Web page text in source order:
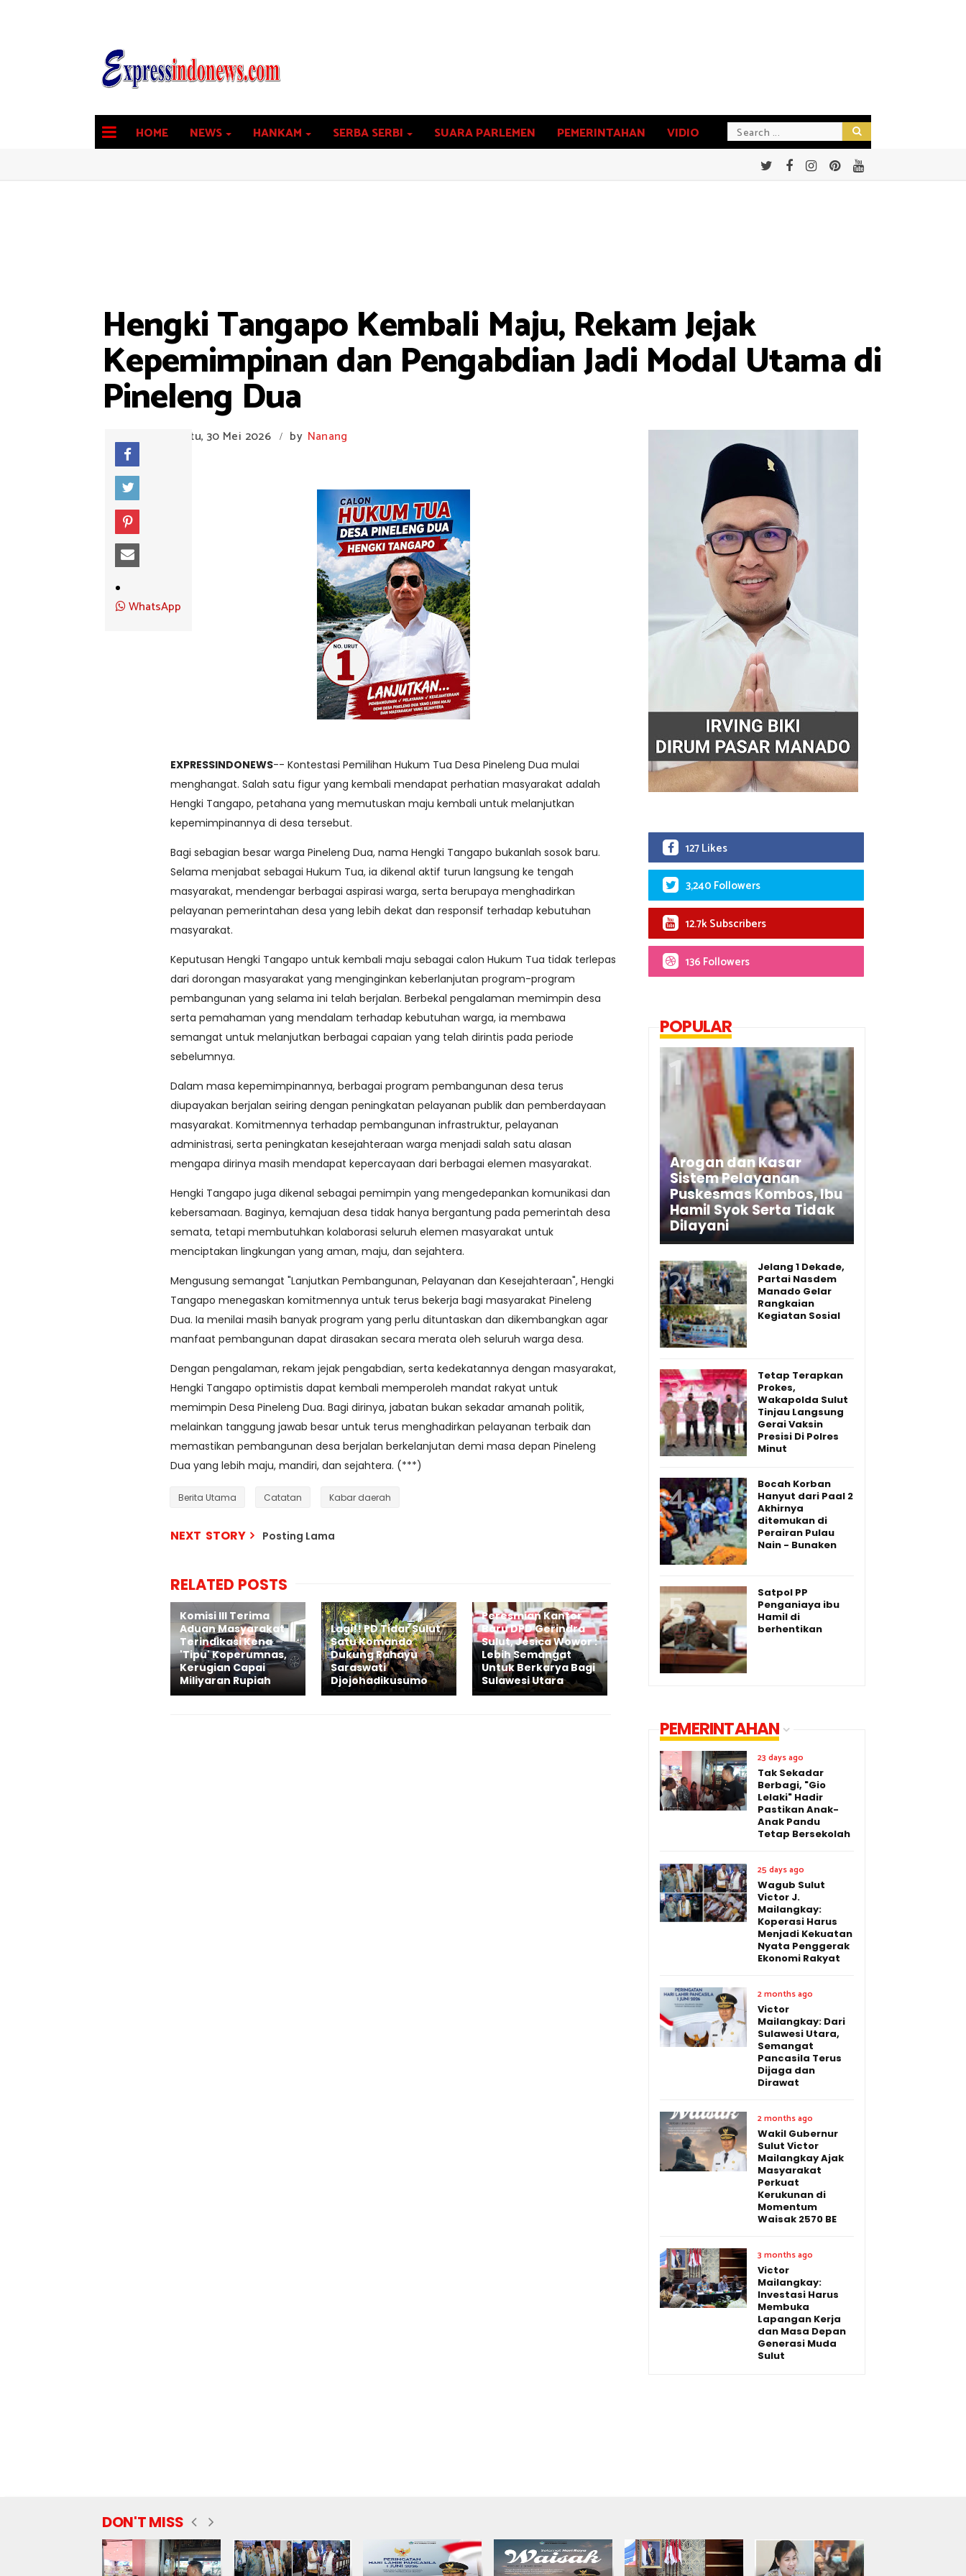
HOME NEWS HANKAM SERBA SERBI SUARA PARLEMEN PEMERINTAHAN VIDIO
Hengki Tangapo Kembali Maju, Rekam Jejak
Kepemimpinan dan Pengabdian Jadi Modal Utama di
Pineleng Dua
Sabtu, 30 Mei 2026 / by Nanang
WhatsApp
EXPRESSINDONEWS-- Kontestasi Pemilihan Hukum Tua Desa Pineleng Dua mulai
menghangat. Salah satu figur yang kembali mendapat perhatian masyarakat adalah
Hengki Tangapo, petahana yang memutuskan maju kembali untuk melanjutkan
kepemimpinannya di desa tersebut.
Bagi sebagian besar warga Pineleng Dua, nama Hengki Tangapo bukanlah sosok baru.
Selama menjabat sebagai Hukum Tua, ia dikenal aktif turun langsung ke tengah
masyarakat, mendengar berbagai aspirasi warga, serta berupaya menghadirkan
pelayanan pemerintahan desa yang lebih dekat dan responsif terhadap kebutuhan
masyarakat.
Keputusan Hengki Tangapo untuk kembali maju sebagai calon Hukum Tua tidak terlepas
dari dorongan masyarakat yang menginginkan keberlanjutan program-program
pembangunan yang selama ini telah berjalan. Berbekal pengalaman memimpin desa
serta pemahaman yang mendalam terhadap kebutuhan warga, ia membawa
semangat untuk melanjutkan berbagai capaian yang telah dirintis pada periode
sebelumnya.
Dalam masa kepemimpinannya, berbagai program pembangunan desa terus
diupayakan berjalan seiring dengan peningkatan pelayanan publik dan pemberdayaan
masyarakat. Komitmennya terhadap pembangunan infrastruktur, pelayanan
administrasi, serta peningkatan kesejahteraan warga menjadi salah satu alasan
mengapa dirinya masih mendapat kepercayaan dari berbagai elemen masyarakat.
Hengki Tangapo juga dikenal sebagai pemimpin yang mengedepankan komunikasi dan
kebersamaan. Baginya, kemajuan desa tidak hanya bergantung pada pemerintah desa
semata, tetapi membutuhkan kolaborasi seluruh elemen masyarakat untuk
menciptakan lingkungan yang aman, maju, dan sejahtera.
Mengusung semangat "Lanjutkan Pembangunan, Pelayanan dan Kesejahteraan", Hengki
Tangapo menegaskan komitmennya untuk terus bekerja bagi masyarakat Pineleng
Dua. Ia menilai masih banyak program yang perlu dituntaskan dan dikembangkan agar
manfaat pembangunan dapat dirasakan secara merata oleh seluruh warga desa.
Dengan pengalaman, rekam jejak pengabdian, serta kedekatannya dengan masyarakat,
Hengki Tangapo optimistis dapat kembali memperoleh mandat rakyat untuk
memimpin Desa Pineleng Dua. Bagi dirinya, jabatan bukan sekadar amanah politik,
melainkan tanggung jawab besar untuk terus menghadirkan pelayanan terbaik dan
memastikan pembangunan desa berjalan berkelanjutan demi masa depan Pineleng
Dua yang lebih maju, mandiri, dan sejahtera. (***)
Berita Utama Catatan Kabar daerah
NEXT STORY Posting Lama
RELATED POSTS
Komisi III Terima
Aduan Masyarakat
Terindikasi Kena
'Tipu' Koperumnas,
Kerugian Capai
Miliyaran Rupiah
Lagi!! PD Tidar Sulut
Satu Komando
Dukung Rahayu
Saraswati
Djojohadikusumo
Peresmian Kantor
Baru DPD Gerindra
Sulut, Jesica Wowor :
Lebih Semangat
Untuk Berkarya Bagi
Sulawesi Utara
127 Likes
3,240 Followers
12.7k Subscribers
136 Followers
POPULAR
Arogan dan Kasar
Sistem Pelayanan
Puskesmas Kombos, Ibu
Hamil Syok Serta Tidak
Dilayani
Jelang 1 Dekade,
Partai Nasdem
Manado Gelar
Rangkaian
Kegiatan Sosial
Tetap Terapkan
Prokes,
Wakapolda Sulut
Tinjau Langsung
Gerai Vaksin
Presisi Di Polres
Minut
Bocah Korban
Hanyut dari Paal 2
Akhirnya
ditemukan di
Perairan Pulau
Nain - Bunaken
Satpol PP
Penganiaya ibu
Hamil di
berhentikan
PEMERINTAHAN
23 days ago
Tak Sekadar
Berbagi, "Gio
Lelaki" Hadir
Pastikan Anak-
Anak Pandu
Tetap Bersekolah
25 days ago
Wagub Sulut
Victor J.
Mailangkay:
Koperasi Harus
Menjadi Kekuatan
Nyata Penggerak
Ekonomi Rakyat
2 months ago
Victor
Mailangkay: Dari
Sulawesi Utara,
Semangat
Pancasila Terus
Dijaga dan
Dirawat
2 months ago
Wakil Gubernur
Sulut Victor
Mailangkay Ajak
Masyarakat
Perkuat
Kerukunan di
Momentum
Waisak 2570 BE
3 months ago
Victor
Mailangkay:
Investasi Harus
Membuka
Lapangan Kerja
dan Masa Depan
Generasi Muda
Sulut
DON'T MISS